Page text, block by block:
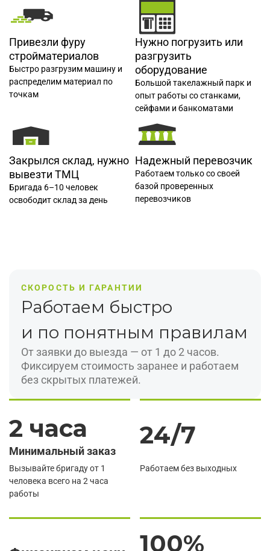
Привезли фуру
стройматериалов
Быстро разгрузим машину и
распределим материал по
точкам
Нужно погрузить или
разгрузить
оборудование
Большой такелажный парк и
опыт работы со станками,
сейфами и банкоматами
Закрылся склад, нужно
вывезти ТМЦ
Бригада 6–10 человек
освободит склад за день
Надежный перевозчик
Работаем только со своей
базой проверенных
перевозчиков
СКОРОСТЬ И ГАРАНТИИ
Работаем быстро
и по понятным правилам
От заявки до выезда — от 1 до 2 часов.
Фиксируем стоимость заранее и работаем
без скрытых платежей.
2 часа
Минимальный заказ
Вызывайте бригаду от 1
человека всего на 2 часа
работы
24/7
Работаем без выходных
100%